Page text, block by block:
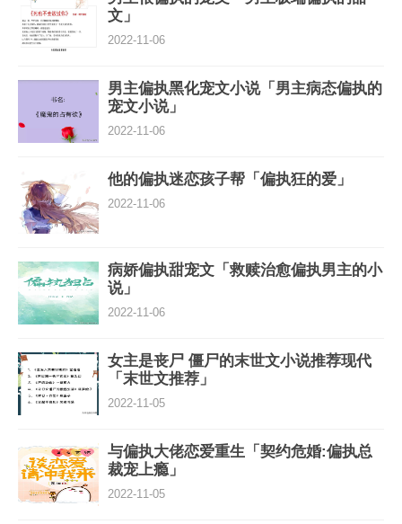
文」
2022-11-06
男主偏执黑化宠文小说「男主病态偏执的
宠文小说」
2022-11-06
他的偏执迷恋孩子帮「偏执狂的爱」
2022-11-06
病娇偏执甜宠文「救赎治愈偏执男主的小
说」
2022-11-06
女主是丧尸 僵尸的末世文小说推荐现代
「末世文推荐」
2022-11-05
与偏执大佬恋爱重生「契约危婚:偏执总
裁宠上瘾」
2022-11-05